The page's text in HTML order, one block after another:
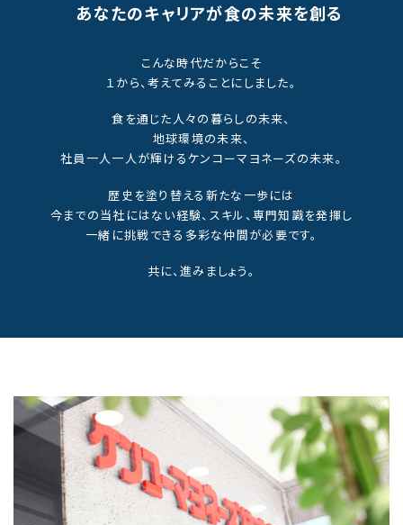
あなたのキャリアが食の未来を創る
こんな時代だからこそ
１から、考えてみることにしました。
食を通じた人々の暮らしの未来、
地球環境の未来、
社員一人一人が輝けるケンコーマヨネーズの未来。
歴史を塗り替える新たな一歩には
今までの当社にはない経験、スキル、専門知識を発揮し
一緒に挑戦できる多彩な仲間が必要です。
共に、進みましょう。